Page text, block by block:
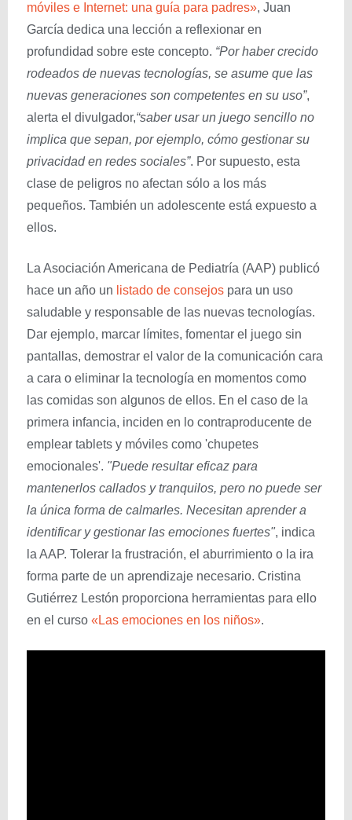
móviles e Internet: una guía para padres», Juan
García dedica una lección a reflexionar en
profundidad sobre este concepto. “Por haber crecido
rodeados de nuevas tecnologías, se asume que las
nuevas generaciones son competentes en su uso”,
alerta el divulgador,“saber usar un juego sencillo no
implica que sepan, por ejemplo, cómo gestionar su
privacidad en redes sociales”. Por supuesto, esta
clase de peligros no afectan sólo a los más
pequeños. También un adolescente está expuesto a
ellos.
La Asociación Americana de Pediatría (AAP) publicó
hace un año un listado de consejos para un uso
saludable y responsable de las nuevas tecnologías.
Dar ejemplo, marcar límites, fomentar el juego sin
pantallas, demostrar el valor de la comunicación cara
a cara o eliminar la tecnología en momentos como
las comidas son algunos de ellos. En el caso de la
primera infancia, inciden en lo contraproducente de
emplear tablets y móviles como 'chupetes
emocionales'. "Puede resultar eficaz para
mantenerlos callados y tranquilos, pero no puede ser
la única forma de calmarles. Necesitan aprender a
identificar y gestionar las emociones fuertes", indica
la AAP. Tolerar la frustración, el aburrimiento o la ira
forma parte de un aprendizaje necesario. Cristina
Gutiérrez Lestón proporciona herramientas para ello
en el curso «Las emociones en los niños».